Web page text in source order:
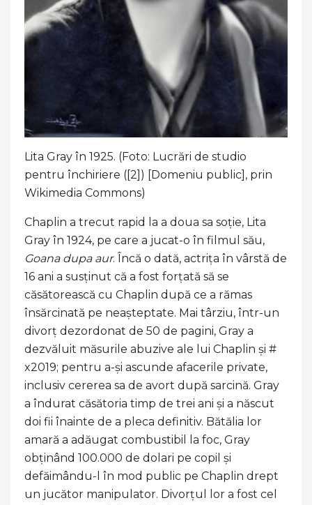
Lita Gray în 1925. (Foto: Lucrări de studio
pentru închiriere ([2]) [Domeniu public], prin
Wikimedia Commons)
Chaplin a trecut rapid la a doua sa soție, Lita
Gray în 1924, pe care a jucat-o în filmul său,
Goana dupa aur. Încă o dată, actrița în vârstă de
16 ani a susținut că a fost forțată să se
căsătorească cu Chaplin după ce a rămas
însărcinată pe neașteptate. Mai târziu, într-un
divorț dezordonat de 50 de pagini, Gray a
dezvăluit măsurile abuzive ale lui Chaplin și #
x2019; pentru a-și ascunde afacerile private,
inclusiv cererea sa de avort după sarcină. Gray
a îndurat căsătoria timp de trei ani și a născut
doi fii înainte de a pleca definitiv. Bătălia lor
amară a adăugat combustibil la foc, Gray
obținând 100.000 de dolari pe copil și
defăimându-l în mod public pe Chaplin drept
un jucător manipulator. Divorțul lor a fost cel